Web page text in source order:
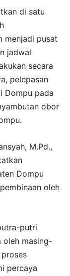
di satu
menjadi pusat
jadwal
secara
pelepasan
Dompu pada
obor
M.Pd.,
Dompu
oleh
putri
oleh masing-
percaya